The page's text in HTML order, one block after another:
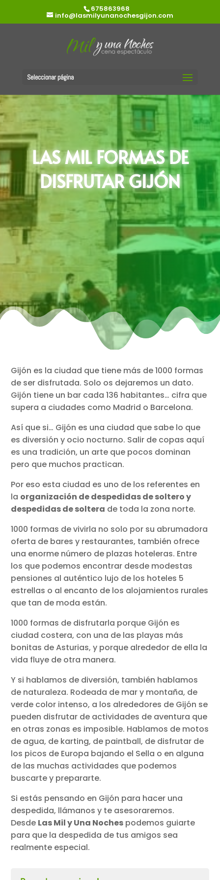
675863968
info@lasmilyunanochesgijon.com
Seleccionar página
LAS MIL FORMAS DE
DISFRUTAR GIJÓN
Gijón es la ciudad que tiene más de 1000 formas
de ser disfrutada. Solo os dejaremos un dato.
Gijón tiene un bar cada 136 habitantes… cifra que
supera a ciudades como Madrid o Barcelona.
Así que si… Gijón es una ciudad que sabe lo que
es diversión y ocio nocturno. Salir de copas aquí
es una tradición, un arte que pocos dominan
pero que muchos practican.
Por eso esta ciudad es uno de los referentes en
la organización de despedidas de soltero y
despedidas de soltera de toda la zona norte.
1000 formas de vivirla no solo por su abrumadora
oferta de bares y restaurantes, también ofrece
una enorme número de plazas hoteleras. Entre
los que podemos encontrar desde modestas
pensiones al auténtico lujo de los hoteles 5
estrellas o al encanto de los alojamientos rurales
que tan de moda están.
1000 formas de disfrutarla porque Gijón es
ciudad costera, con una de las playas más
bonitas de Asturias, y porque alrededor de ella la
vida fluye de otra manera.
Y si hablamos de diversión, también hablamos
de naturaleza. Rodeada de mar y montaña, de
verde color intenso, a los alrededores de Gijón se
pueden disfrutar de actividades de aventura que
en otras zonas es imposible. Hablamos de motos
de agua, de karting, de paintball, de disfrutar de
los picos de Europa bajando el Sella o en alguna
de las muchas actividades que podemos
buscarte y prepararte.
Si estás pensando en Gijón para hacer una
despedida, llámanos y te asesoraremos.
Desde Las Mil y Una Noches podemos guiarte
para que la despedida de tus amigos sea
realmente especial.